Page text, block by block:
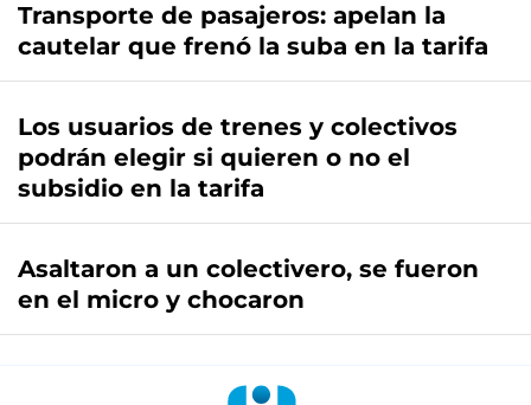
Transporte de pasajeros: apelan la
cautelar que frenó la suba en la tarifa
Los usuarios de trenes y colectivos
podrán elegir si quieren o no el
subsidio en la tarifa
Asaltaron a un colectivero, se fueron
en el micro y chocaron